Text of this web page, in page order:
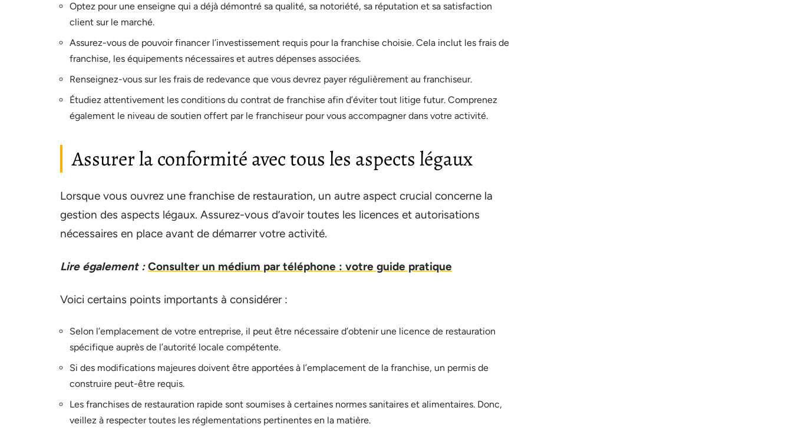
Optez pour une enseigne qui a déjà démontré sa qualité, sa notoriété, sa réputation et sa satisfaction
client sur le marché.
Assurez-vous de pouvoir financer l’investissement requis pour la franchise choisie. Cela inclut les frais de
franchise, les équipements nécessaires et autres dépenses associées.
Renseignez-vous sur les frais de redevance que vous devrez payer régulièrement au franchiseur.
Étudiez attentivement les conditions du contrat de franchise afin d’éviter tout litige futur. Comprenez
également le niveau de soutien offert par le franchiseur pour vous accompagner dans votre activité.
Assurer la conformité avec tous les aspects légaux
Lorsque vous ouvrez une franchise de restauration, un autre aspect crucial concerne la
gestion des aspects légaux. Assurez-vous d’avoir toutes les licences et autorisations
nécessaires en place avant de démarrer votre activité.
Lire également : Consulter un médium par téléphone : votre guide pratique
Voici certains points importants à considérer :
Selon l’emplacement de votre entreprise, il peut être nécessaire d’obtenir une licence de restauration
spécifique auprès de l’autorité locale compétente.
Si des modifications majeures doivent être apportées à l’emplacement de la franchise, un permis de
construire peut-être requis.
Les franchises de restauration rapide sont soumises à certaines normes sanitaires et alimentaires. Donc,
veillez à respecter toutes les réglementations pertinentes en la matière.